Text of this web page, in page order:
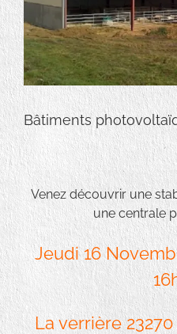
Bâtiments
Venez découvrir une
une centrale
Jeudi 16
La verrière 23270